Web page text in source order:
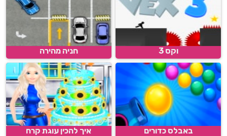
וקס 3 חניה מהירה
באבלס כדורים איך להכין עוגת קרח